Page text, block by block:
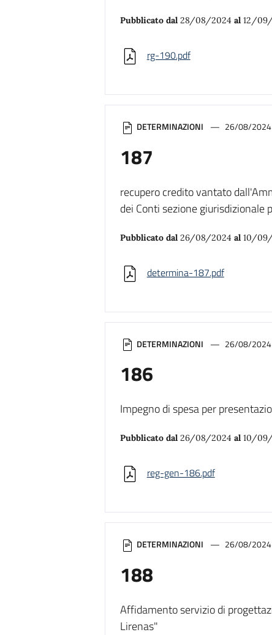
Pubblicato dal 28/08/2024 al12/09/
rg-190.pdf
DETERMINAZIONI 26/08/2024
187
recupero credito vantato
dei Conti sezione giurisdizionale
Pubblicato dal 26/08/2024 al10/09/
determina-187.pdf
DETERMINAZIONI 26/08/2024
186
Impegno di spesa per
Pubblicato dal 26/08/2024 al10/09/
reg-gen-186.pdf
DETERMINAZIONI 26/08/2024
188
Affidamento servizio di
Lirenas"